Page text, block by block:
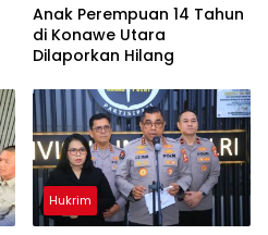
Anak Perempuan 14 Tahun
di Konawe Utara
Dilaporkan Hilang
Hukrim